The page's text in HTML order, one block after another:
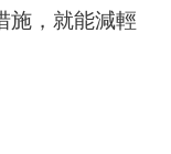
施，就能減輕